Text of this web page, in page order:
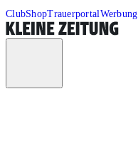
ClubShopTrauerportalWerbung